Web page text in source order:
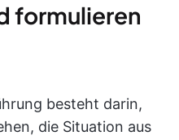
formulieren
besteht darin,
die Situation aus